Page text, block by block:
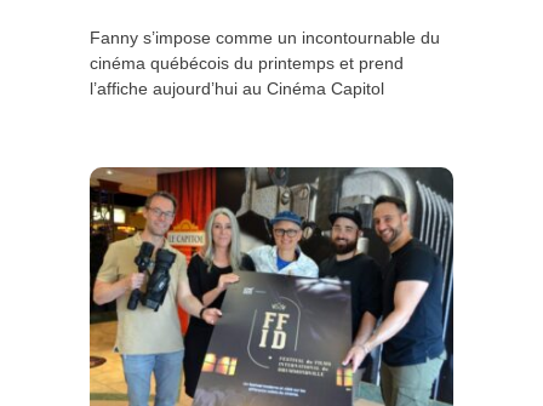
Fanny s’impose comme un incontournable du
cinéma québécois du printemps et prend
l’affiche aujourd’hui au Cinéma Capitol